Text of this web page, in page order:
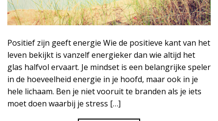
Positief zijn geeft energie Wie de positieve kant van het
leven bekijkt is vanzelf energieker dan wie altijd het
glas halfvol ervaart. Je mindset is een belangrijke speler
in de hoeveelheid energie in je hoofd, maar ook in je
hele lichaam. Ben je niet vooruit te branden als je iets
moet doen waarbij je stress […]